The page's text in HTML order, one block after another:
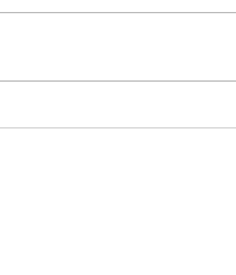
第１回教育